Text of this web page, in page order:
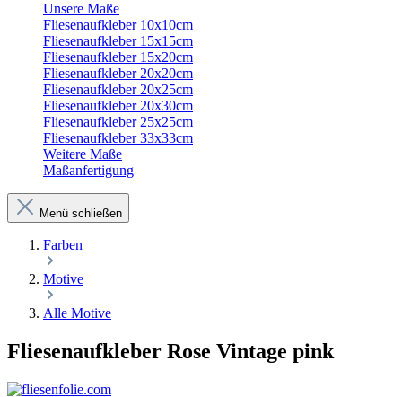
Unsere Maße
Fliesenaufkleber 10x10cm
Fliesenaufkleber 15x15cm
Fliesenaufkleber 15x20cm
Fliesenaufkleber 20x20cm
Fliesenaufkleber 20x25cm
Fliesenaufkleber 20x30cm
Fliesenaufkleber 25x25cm
Fliesenaufkleber 33x33cm
Weitere Maße
Maßanfertigung
Menü schließen
Farben
Motive
Alle Motive
Fliesenaufkleber Rose Vintage pink